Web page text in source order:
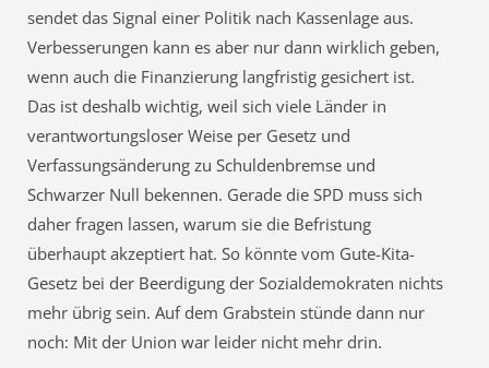
sendet das Signal einer Politik nach Kassenlage aus.
Verbesserungen kann es aber nur dann wirklich geben,
wenn auch die Finanzierung langfristig gesichert ist.
Das ist deshalb wichtig, weil sich viele Länder in
verantwortungsloser Weise per Gesetz und
Verfassungsänderung zu Schuldenbremse und
Schwarzer Null bekennen. Gerade die SPD muss sich
daher fragen lassen, warum sie die Befristung
überhaupt akzeptiert hat. So könnte vom Gute-Kita-
Gesetz bei der Beerdigung der Sozialdemokraten nichts
mehr übrig sein. Auf dem Grabstein stünde dann nur
noch: Mit der Union war leider nicht mehr drin.